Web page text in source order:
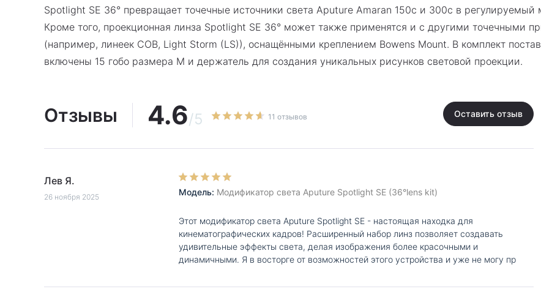
Spotlight SE 36° превращает точечные источники света Aputure Amaran 150c и 300c в регулируемый
Кроме того, проекционная линза Spotlight SE 36° может также применятся и с другими точечными
(например, линеек COB, Light Storm (LS)), оснащёнными креплением Bowens Mount. В комплект
включены 15 гобо размера M и держатель для создания уникальных рисунков световой проекции.
Отзывы 4.6/5 11 отзывов Оставить отзыв
Лев Я.
26 ноября 2025 Модель: Модификатор света Aputure Spotlight SE (36°lens kit)
Этот модификатор света Aputure Spotlight SE - настоящая находка для
кинематографических кадров! Расширенный набор линз позволяет создавать
удивительные эффекты света, делая изображения более красочными и
динамичными. Я в восторге от возможностей этого устройства и уже не могу пр